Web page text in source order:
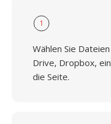
1
Wählen Sie
Drive, Dropbox,
die Seite.